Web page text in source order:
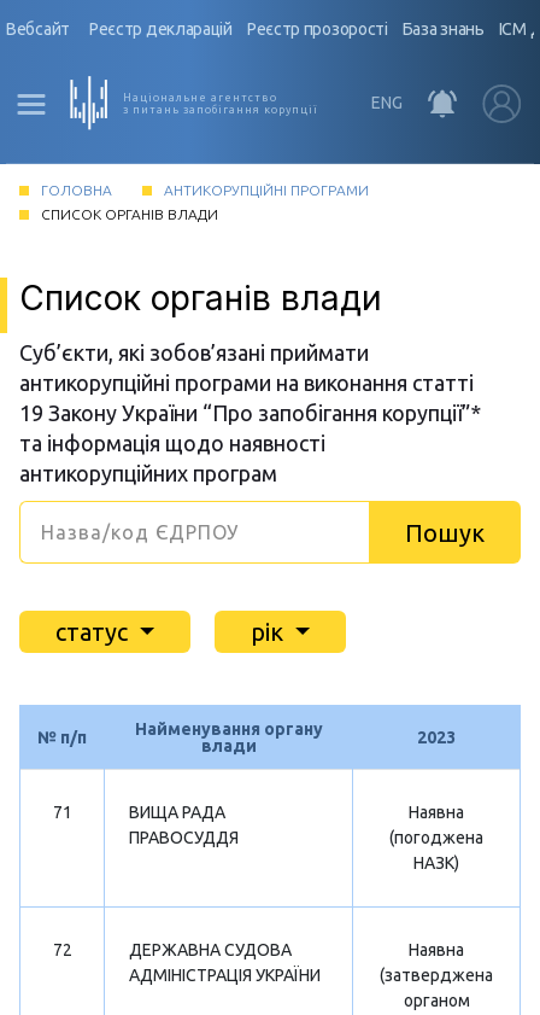
Вебсайт Реєстр декларацій Реєстр прозорості База знань ІСМ
Національне агентство
з питань запобігання корупції
ENG
ГОЛОВНА
АНТИКОРУПЦІЙНІ ПРОГРАМИ
СПИСОК ОРГАНІВ ВЛАДИ
Список органів влади
Суб’єкти, які зобов’язані приймати
антикорупційні програми на виконання статті
19 Закону України “Про запобігання корупції”*
та інформація щодо наявності
антикорупційних програм
Пошук
статус рік
№ п/п
Найменування органу
влади
2023
71
ВИЩА РАДА
ПРАВОСУДДЯ
Наявна
(погоджена
НАЗК)
72
ДЕРЖАВНА СУДОВА
АДМІНІСТРАЦІЯ УКРАЇНИ
Наявна
(затверджена
органом